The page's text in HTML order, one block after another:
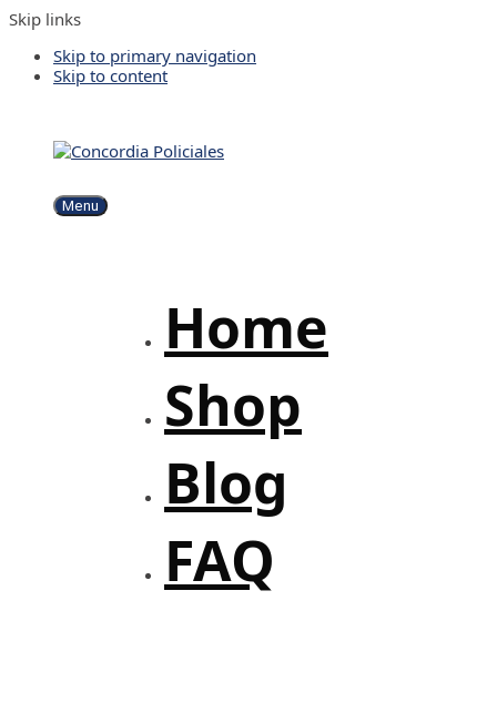
Skip links
Skip to primary navigation
Skip to content
Menu
Home
Shop
Blog
FAQ